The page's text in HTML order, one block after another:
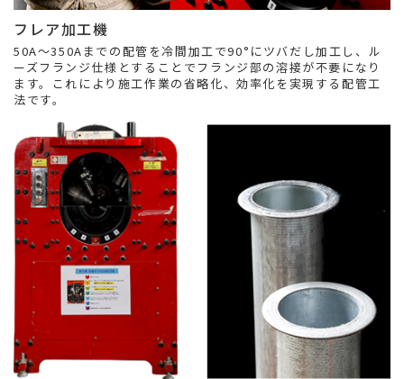
フレア加工機
50A〜350Aまでの配管を冷間加工で90°にツバだし加工し、ル
ーズフランジ仕様とすることでフランジ部の溶接が不要になり
ます。これにより施工作業の省略化、効率化を実現する配管工
法です。